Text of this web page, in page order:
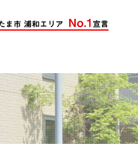
たお客様の声